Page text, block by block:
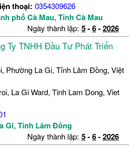
thoại: 0354309626
phố Cà Mau, Tỉnh Cà Mau
Ngày thành lập: 5-6-2026
Ty TNHH Đầu Tư Phát Triển
Phường La Gi, Tỉnh Lâm Đồng, Việt
La Gi Ward, Tinh Lam Dong, Viet
Gi, Tỉnh Lâm Đồng
Ngày thành lập: 5-6-2026